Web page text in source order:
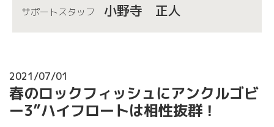
サポートスタッフ
小野寺 正人
2021/07/01
春のロックフィッシュにアンクルゴビ
ー3”ハイフロートは相性抜群！